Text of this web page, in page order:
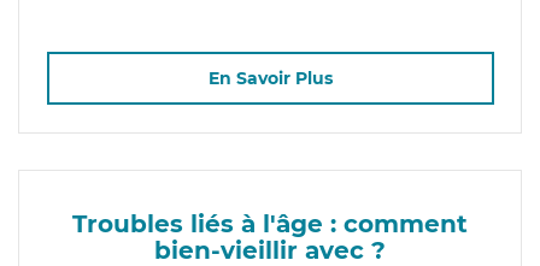
En Savoir Plus
Troubles liés à l'âge : comment
bien-vieillir avec ?